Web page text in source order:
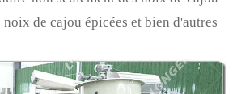
noix de cajou épicées et bien d'autres